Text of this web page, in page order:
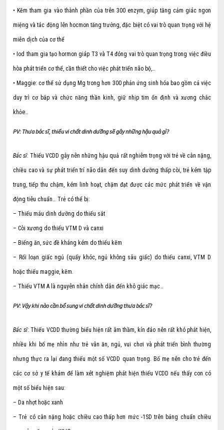
• Kẽm tham gia vào thành phần của trên 300 enzym, giúp tăng cảm giác ngon
miệng và tác động lên hocmon tăng trưởng, đặc biệt có vai trò quan trọng với hệ
miễn dịch của cơ thể
• Iod tham gia tạo hormon giáp T3 và T4 đóng vai trò quan trọng trong việc điều
hòa phát triển cơ thể, cần thiết cho việc phát triển não bộ,…
• Maggie: cơ thể sử dụng Mg trong hơn 300 phản ứng sinh hóa bao gồm cả việc
duy trì cơ bắp và chức năng thần kinh, giữ nhịp tim ổn định và xương chắc
khỏe…
PV: Thưa bác sĩ, thiếu vi chất dinh dưỡng sẽ gây những hậu quả gì?
Bác sĩ: Thiếu VCDD gây nên những hậu quả rất nghiêm trọng với trẻ về cân nặng,
chiều cao và sự phát triển trí não dẫn đến suy dinh dưỡng thấp còi, trẻ kém tập
trung, tiếp thu chậm, kém linh hoạt, chậm đạt được các mức phát triển về vận
động tiêu chuẩn… Trẻ có thể bị:
– Thiếu máu dinh dưỡng do thiếu sắt
– Còi xương do thiếu VTM D và canxi
– Biếng ăn, sức đề kháng kém do thiếu kẽm
– Rối loạn giấc ngủ (quấy khóc, ngủ không sâu giấc) do thiếu canxi, VTM D
hoặc thiếu maggie, kẽm.
– Thiếu VTM A là nguyên nhân chính dẫn đến khô giác mạc…
PV: Vậy khi nào cần bổ sung vi chất dinh dưỡng thưa bác sĩ?
Bác sĩ: Thiếu VCDD thường biểu hiện rất âm thầm, kín đáo nên rất khó phát hiện,
nhiều khi bố mẹ nhìn như trẻ vẫn ăn, ngủ, vui chơi và phát triển bình thường
nhưng thực ra lại đang thiếu một số VCDD quan trọng. Bố mẹ nên cho trẻ đến
các cơ sở y tế khám để làm xét nghiệm phát hiện thiếu VCDD nếu thấy con có
một số biểu hiện sau:
– Da nhợt hoặc xanh
– Trẻ có cân nặng hoặc chiều cao thấp hơn mức -1SD trên bảng chuẩn chiều